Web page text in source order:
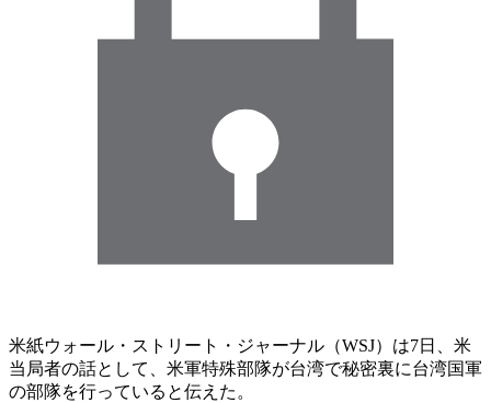
米紙ウォール・ストリート・ジャーナル（WSJ）は7日、米
当局者の話として、米軍特殊部隊が台湾で秘密裏に台湾国軍
の部隊を行っていると伝えた。